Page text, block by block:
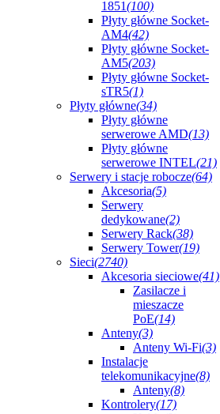
1851(100)
Płyty główne Socket-
AM4(42)
Płyty główne Socket-
AM5(203)
Płyty główne Socket-
sTR5(1)
Płyty główne(34)
Płyty główne
serwerowe AMD(13)
Płyty główne
serwerowe INTEL(21)
Serwery i stacje robocze(64)
Akcesoria(5)
Serwery
dedykowane(2)
Serwery Rack(38)
Serwery Tower(19)
Sieci(2740)
Akcesoria sieciowe(41)
Zasilacze i
mieszacze
PoE(14)
Anteny(3)
Anteny Wi-Fi(3)
Instalacje
telekomunikacyjne(8)
Anteny(8)
Kontrolery(17)